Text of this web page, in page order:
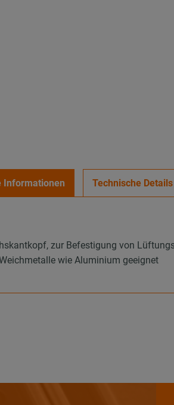
Informationen Technische Details
zur Befestigung von
wie Aluminium geeignet